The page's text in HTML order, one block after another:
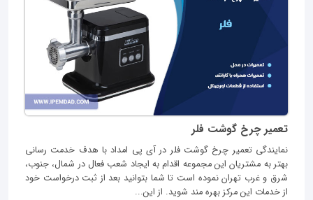
تعمیر چرخ گوشت فلر
نمایندگی تعمیر چرخ گوشت فلر در آی پی امداد با هدف خدمت رسانی
بهتر به مشتریان این مجموعه اقدام به ایجاد شعب فعال در شمال، جنوب،
شرق و غرب تهران نموده است تا شما بتوانید بعد از ثبت درخواست خود
از خدمات این مرکز بهره مند شوید. از این...